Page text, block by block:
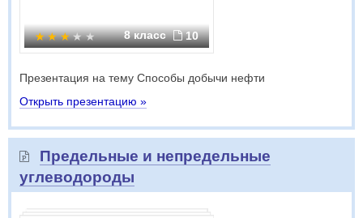
8 класс 10
Презентация на тему Способы добычи нефти
Открыть презентацию »
Предельные и непредельные
углеводороды